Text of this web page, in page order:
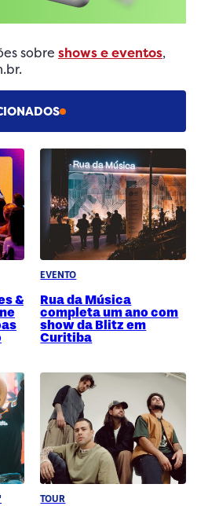
sobre shows e eventos,
&
EVENTO
Rua da Música
completa um ano com
show da Blitz em
Curitiba
TOUR